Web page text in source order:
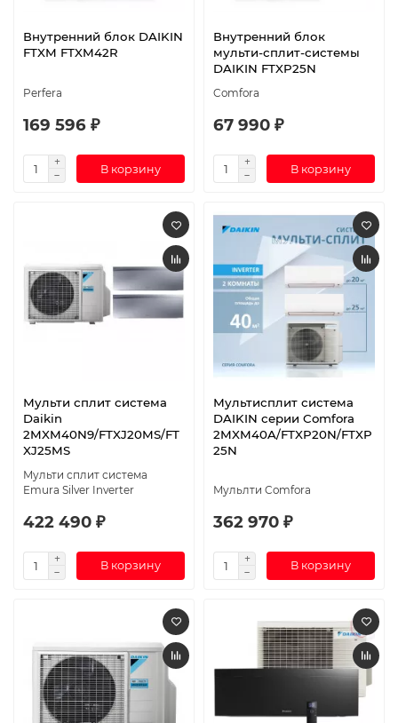
Внутренний блок DAIKIN
FTXM FTXM42R
Perfera
169 596 ₽
В корзину
Внутренний блок
мульти-сплит-системы
DAIKIN FTXP25N
Comfora
67 990 ₽
В корзину
Мульти сплит система
Daikin
2MXM40N9/FTXJ20MS/FT
XJ25MS
Мульти сплит система
Emura Silver Inverter
422 490 ₽
В корзину
Мультисплит система
DAIKIN серии Comfora
2MXM40A/FTXP20N/FTXP
25N
Мульлти Comfora
362 970 ₽
В корзину